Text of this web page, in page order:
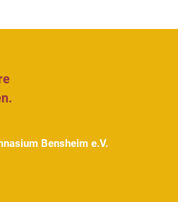
Bensheim e.V.